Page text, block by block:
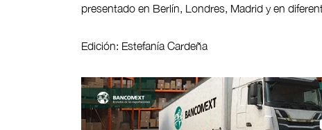
presentado en Berlín, Londres, Madrid y en
Edición: Estefanía Cardeña